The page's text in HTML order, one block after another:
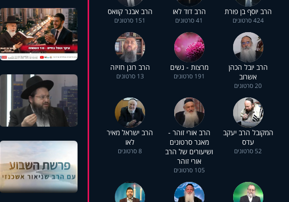
הרב יוסף בן פורת
424 סרטונים
הרב דוד לאו
41 סרטונים
הרב אבנר קוואס
151 סרטונים
הרב יובל הכהן
אשרוב
20 סרטונים
מרצות - נשים
191 סרטונים
הרב רונן חזיזה
13 סרטונים
המקובל הרב יעקב
עדס
52 סרטונים
הרב אורי זוהר -
מאגר סרטונים
ושיעורים של הרב
אורי זוהר
105 סרטונים
הרב ישראל מאיר
לאו
8 סרטונים